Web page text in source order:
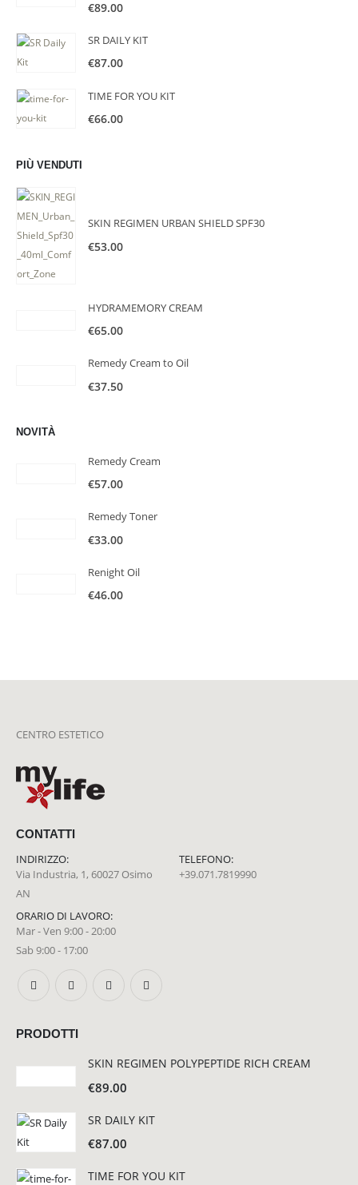
€89.00
SR DAILY KIT
€87.00
TIME FOR YOU KIT
€66.00
PIÙ VENDUTI
SKIN REGIMEN URBAN SHIELD SPF30
€53.00
HYDRAMEMORY CREAM
€65.00
Remedy Cream to Oil
€37.50
NOVITÀ
Remedy Cream
€57.00
Remedy Toner
€33.00
Renight Oil
€46.00
CENTRO ESTETICO
CONTATTI
INDIRIZZO:
Via Industria, 1, 60027 Osimo
AN
TELEFONO:
+39.071.7819990
ORARIO DI LAVORO:
Mar - Ven 9:00 - 20:00
Sab 9:00 - 17:00
PRODOTTI
SKIN REGIMEN POLYPEPTIDE RICH CREAM
€89.00
SR DAILY KIT
€87.00
TIME FOR YOU KIT